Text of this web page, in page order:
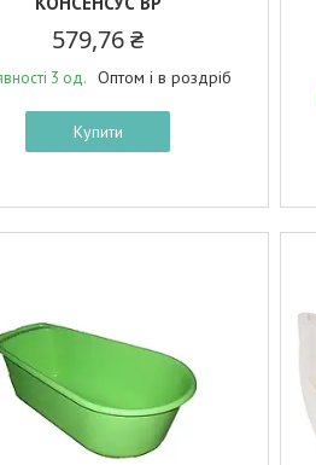
579,76 ₴
3 од. Оптом і в роздріб
Купити